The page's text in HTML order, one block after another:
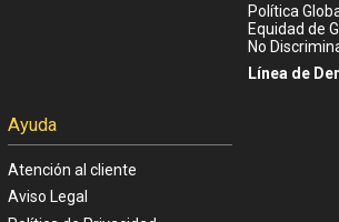
Política
Equidad de
No
Línea de
Ayuda
Atención al cliente
Aviso Legal